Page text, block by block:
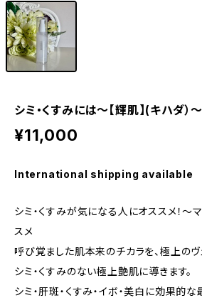
シミ・くすみには～【輝肌】(キハダ
¥11,000
International shipping available
シミ・くすみが気になる人にオススメ！～
スメ
呼び覚ました肌本来のチカラを、極上のヴ
シミ・くすみのない極上艶肌に導きます。
シミ・肝斑・くすみ・イボ・美白に効果的